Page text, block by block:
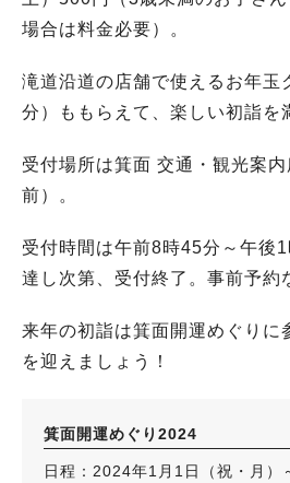
場合は料金必要）。
滝道沿道の店舗で使えるお年玉
分）ももらえて、楽しい初詣を
受付場所は箕面 交通・観光案
前）。
受付時間は午前8時45分～午後
達し次第、受付終了。事前予約
来年の初詣は箕面開運めぐりに
を迎えましょう！
箕面開運めぐり2024
日程：2024年1月1日（祝・月）